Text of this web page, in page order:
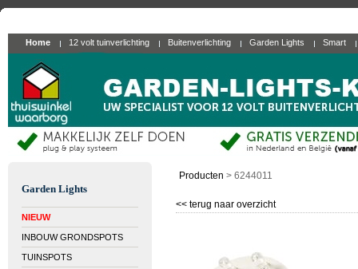
Home 12 volt tuinverlichting Buitenverlichting Garden Lights Smart
Garden Lights
NIEUW
INBOUW GRONDSPOTS
TUINSPOTS
Producten > 6244011
<< terug naar overzicht